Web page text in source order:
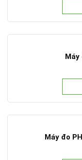
Máy
Máy đo